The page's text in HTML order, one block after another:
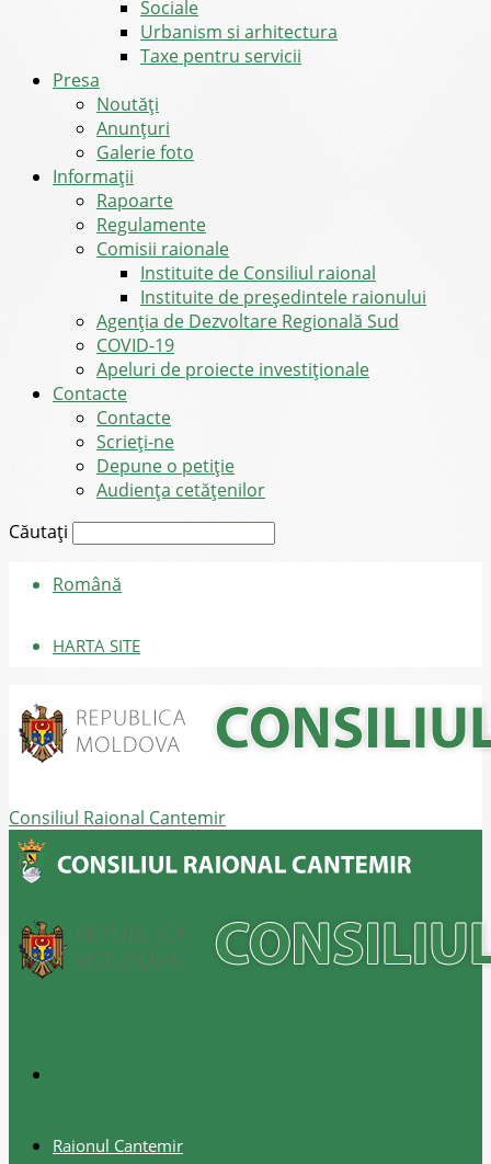
Sociale
Urbanism si arhitectura
Taxe pentru servicii
Presa
Noutăţi
Anunţuri
Galerie foto
Informații
Rapoarte
Regulamente
Comisii raionale
Instituite de Consiliul raional
Instituite de președintele raionului
Agenția de Dezvoltare Regională Sud
COVID-19
Apeluri de proiecte investiționale
Contacte
Contacte
Scrieți-ne
Depune o petiție
Audiența cetățenilor
Căutați
Română
HARTA SITE
Consiliul Raional Cantemir
Raionul Cantemir